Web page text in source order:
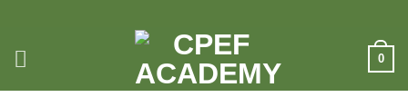
contenido
0